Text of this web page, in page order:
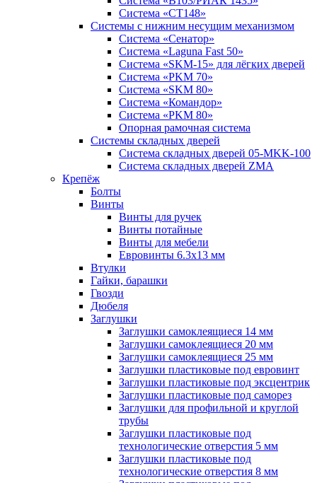
Система «СТ148»
Системы с нижним несущим механизмом
Система «Сенатор»
Система «Laguna Fast 50»
Система «SKM-15» для лёгких дверей
Система «PKM 70»
Система «SKM 80»
Система «Командор»
Система «PKM 80»
Опорная рамочная система
Системы складных дверей
Система складных дверей 05-MKK-100
Система складных дверей ZMA
Крепёж
Болты
Винты
Винты для ручек
Винты потайные
Винты для мебели
Евровинты 6.3х13 мм
Втулки
Гайки, барашки
Гвозди
Дюбеля
Заглушки
Заглушки самоклеящиеся 14 мм
Заглушки самоклеящиеся 20 мм
Заглушки самоклеящиеся 25 мм
Заглушки пластиковые под евровинт
Заглушки пластиковые под эксцентрик
Заглушки пластиковые под саморез
Заглушки для профильной и круглой
трубы
Заглушки пластиковые под
технологические отверстия 5 мм
Заглушки пластиковые под
технологические отверстия 8 мм